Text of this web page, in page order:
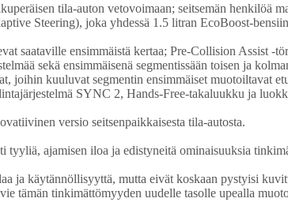
tila-auton vetovoimaan; seitsemän henkilöä
Steering), joka yhdessä 1.5 litran EcoBoost-
saataville ensimmäistä kertaa; Pre-Collision Assist -
sekä ensimmäisenä segmentissään toisen ja
joihin kuuluvat segmentin ensimmäiset muotoiltavat
SYNC 2, Hands-Free-takaluukku ja
versio seitsenpaikkaisesta tila-autosta.
ajamisen iloa ja edistyneitä ominaisuuksia
ja käytännöllisyyttä, mutta eivät koskaan pystyisi
tämän tinkimättömyyden uudelle tasolle upealla